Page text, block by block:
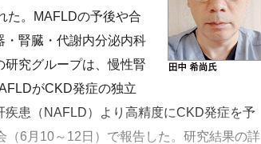
た。MAFLDの予後や合
腎臓・代謝内分泌内科
究グループは、慢性腎
がCKD発症の独立
患（NAFLD）より高精度にCKD発症を予
6月10～12日）で報告した。研究結果の詳